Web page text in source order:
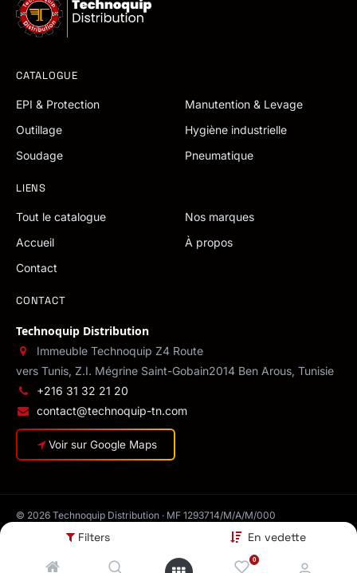
Filters En vedette
0
CATALOGUE
EPI & Protection
Manutention & Levage
Outillage
Hygiène industrielle
Soudage
Pneumatique
LIENS
Tout le catalogue
Nos marques
Accueil
À propos
Contact
CONTACT
Technoquip Distribution
Immeuble Technoquip Z4 Route
vers Tunis, Z.I. Mégrine Saint-Gobain2014 Ben Arous, Tunisie
+216 31 32 21 20
contact@technoquip-tn.com
Voir sur Google Maps
© 2026 Technoquip Distribution · MF 1293714/M/A/M/000
Confidentialité·CGV Mentions légales